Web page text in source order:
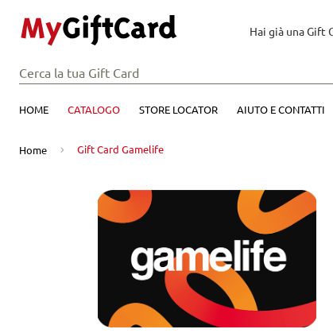
Hai già una Gift
HOME CATALOGO STORE LOCATOR AIUTO E CONTATTI
Home Gift Card Gamelife